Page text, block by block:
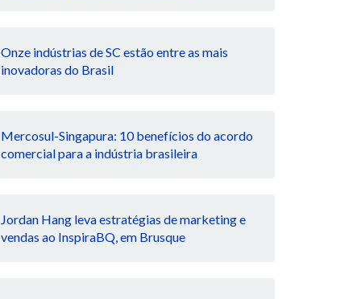
Onze indústrias de SC estão entre as mais
inovadoras do Brasil
Mercosul-Singapura: 10 benefícios do acordo
comercial para a indústria brasileira
Jordan Hang leva estratégias de marketing e
vendas ao InspiraBQ, em Brusque